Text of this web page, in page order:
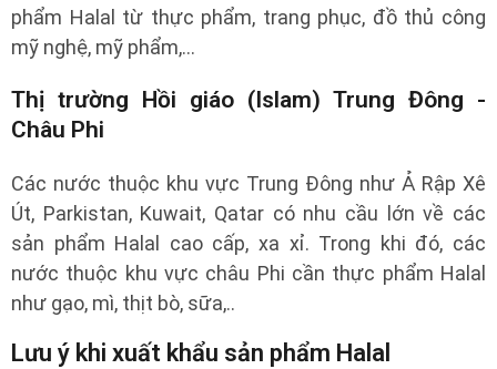
phẩm Halal từ thực phẩm, trang phục, đồ thủ công
mỹ nghệ, mỹ phẩm,…
Thị trường Hồi giáo (Islam) Trung Đông -
Châu Phi
Các nước thuộc khu vực Trung Đông như Ả Rập Xê
Út, Parkistan, Kuwait, Qatar có nhu cầu lớn về các
sản phẩm Halal cao cấp, xa xỉ. Trong khi đó, các
nước thuộc khu vực châu Phi cần thực phẩm Halal
như gạo, mì, thịt bò, sữa,..
Lưu ý khi xuất khẩu sản phẩm Halal